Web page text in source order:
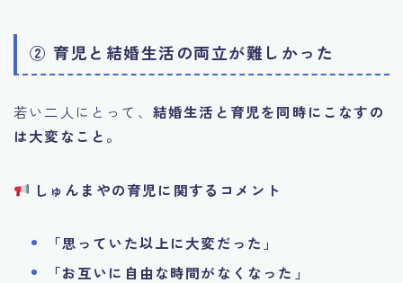
② 育児と結婚生活の両立が難しかった
若い二人にとって、 結婚生活と育児を同時にこなすの
は大変なこと。
しゅんまやの育児に関するコメント
「思っていた以上に大変だった」
「お互いに自由な時間がなくなった」